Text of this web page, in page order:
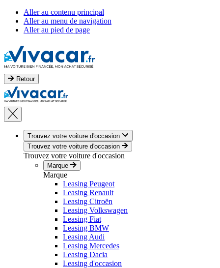
Aller au contenu principal
Aller au menu de navigation
Aller au pied de page
Retour
Trouvez votre voiture d'occasion
Trouvez votre voiture d'occasion
Trouvez votre voiture d'occasion
Marque
Marque
Leasing Peugeot
Leasing Renault
Leasing Citroën
Leasing Volkswagen
Leasing Fiat
Leasing BMW
Leasing Audi
Leasing Mercedes
Leasing Dacia
Leasing d'occasion